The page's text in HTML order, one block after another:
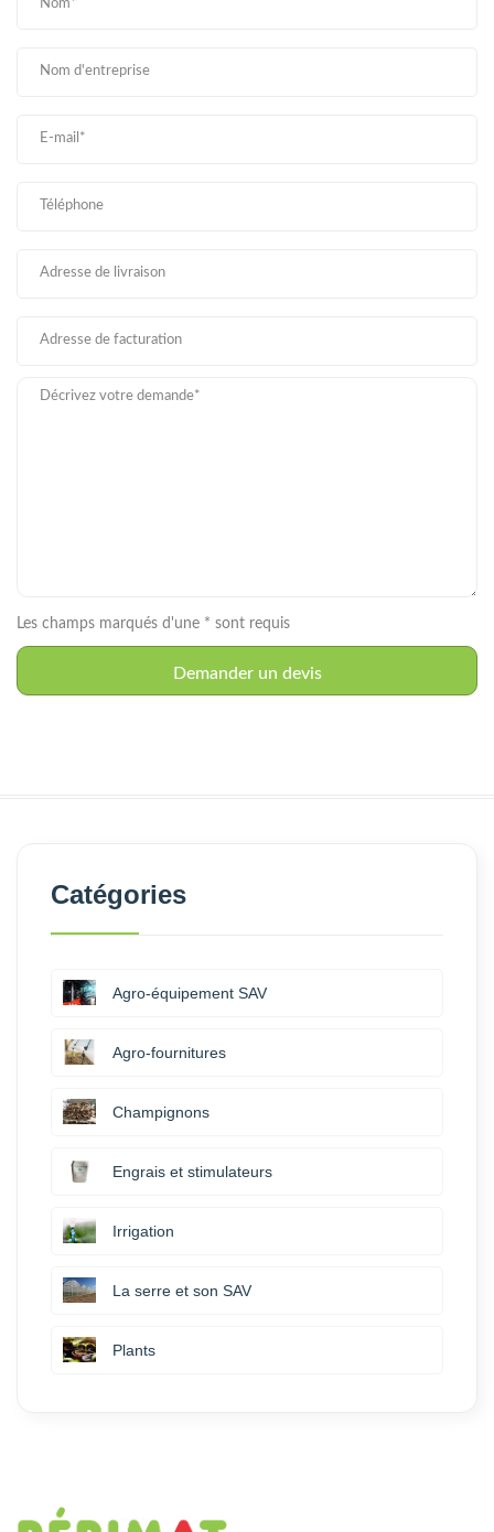
Les champs marqués d'une * sont requis
Catégories
Agro-équipement SAV
Agro-fournitures
Champignons
Engrais et stimulateurs
Irrigation
La serre et son SAV
Plants